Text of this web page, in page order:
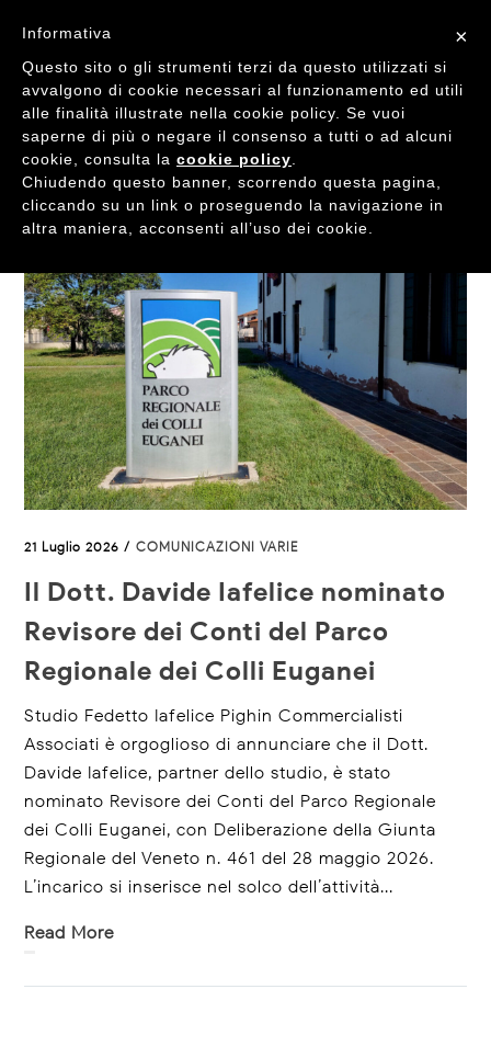
21 Luglio 2026 / COMUNICAZIONI VARIE
Il Dott. Davide Iafelice nominato
Revisore dei Conti del Parco
Regionale dei Colli Euganei
Studio Fedetto Iafelice Pighin Commercialisti
Associati è orgoglioso di annunciare che il Dott.
Davide Iafelice, partner dello studio, è stato
nominato Revisore dei Conti del Parco Regionale
dei Colli Euganei, con Deliberazione della Giunta
Regionale del Veneto n. 461 del 28 maggio 2026.
L’incarico si inserisce nel solco dell’attività...
Read More
×
Informativa
Questo sito o gli strumenti terzi da questo utilizzati si
avvalgono di cookie necessari al funzionamento ed utili
alle finalità illustrate nella cookie policy. Se vuoi
saperne di più o negare il consenso a tutti o ad alcuni
cookie, consulta la cookie policy
Chiudendo questo banner, scorrendo questa pagina,
cliccando su un link o proseguendo la navigazione in
altra maniera, acconsenti all’uso dei cookie.